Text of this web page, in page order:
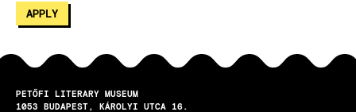
PETŐFI LITERARY MUSEUM
1053
BUDAPEST
KÁROLYI UTCA 16.